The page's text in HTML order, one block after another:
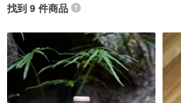
找到 9 件商品